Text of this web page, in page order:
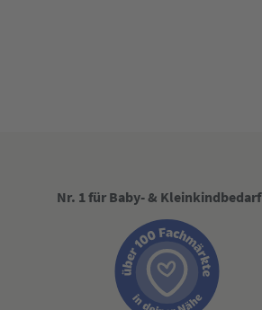
Nr. 1 für Baby- & Kleinkindbedarf